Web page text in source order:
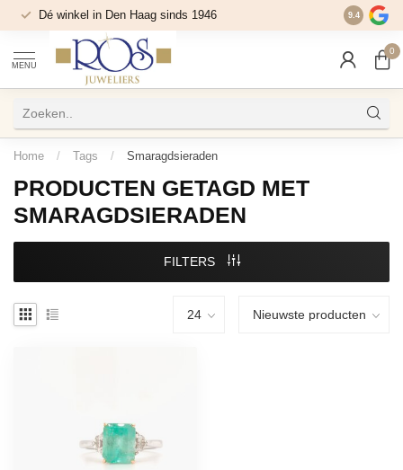
Dé winkel in Den Haag sinds 1946 9.4
MENU
0
Home / Tags / Smaragdsieraden
PRODUCTEN GETAGD MET
SMARAGDSIERADEN
FILTERS